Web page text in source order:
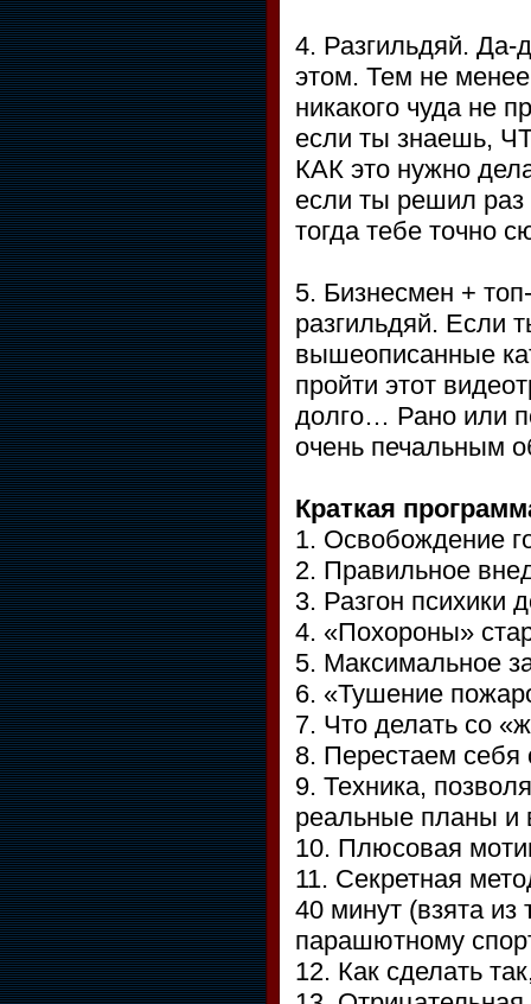
4. Разгильдяй. Да-
этом. Тем не
никакого чуда не
если ты знаешь,
КАК это нужно
если ты решил раз
тогда тебе точно
5. Бизнесмен +
разгильдяй. Если
вышеописанные
пройти этот
долго… Рано или
очень печальным
Краткая
1. Освобождение
2. Правильное
3. Разгон психики
4. «Похороны»
5. Максимальное
6. «Тушение
7. Что делать со
8. Перестаем
9. Техника,
реальные планы и
10. Плюсовая
11. Секретная
40 минут (взята из
парашютному
12. Как сделать